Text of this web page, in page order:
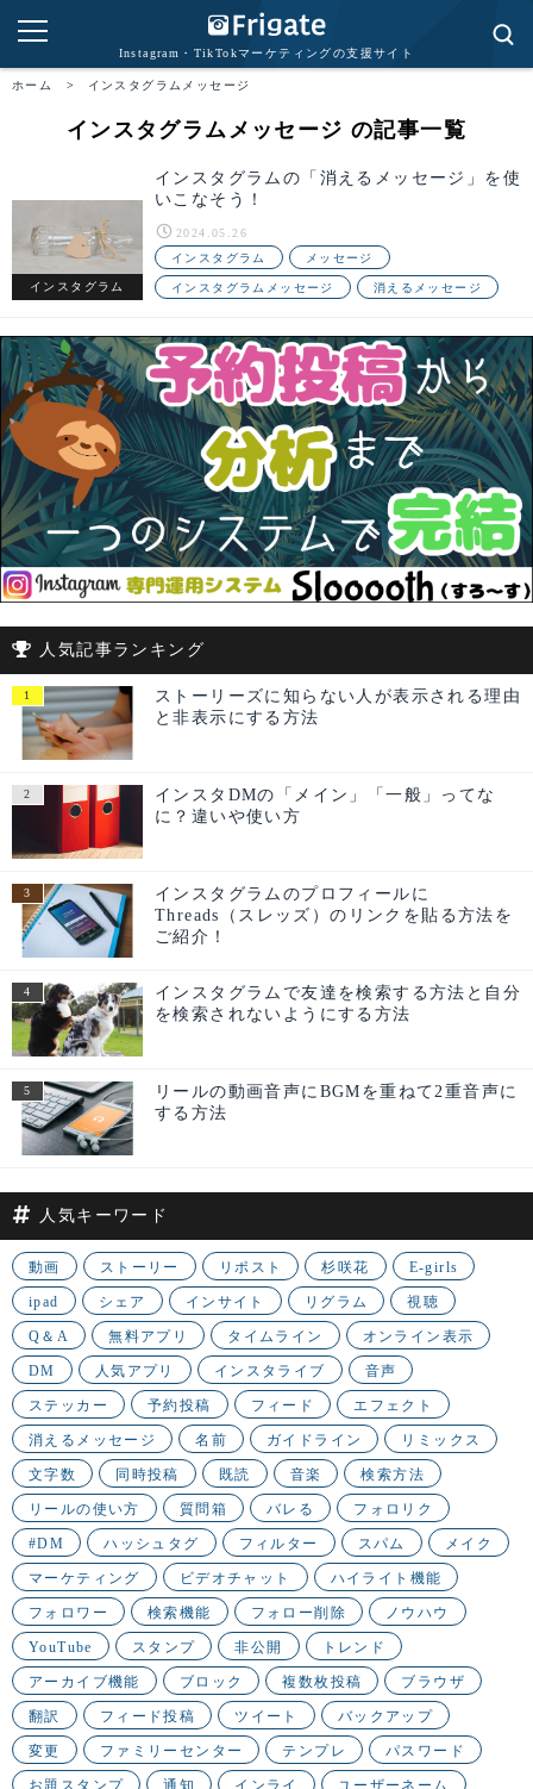
Instagram・TikTokマーケティングの支援サイト
ホーム > インスタグラムメッセージ
インスタグラムメッセージ の記事一覧
インスタグラム
インスタグラムの「消えるメッセージ」を使
いこなそう！
2024.05.26
インスタグラム
メッセージ
インスタグラムメッセージ 消えるメッセージ
人気記事ランキング
ストーリーズに知らない人が表示される理由
と非表示にする方法
インスタDMの「メイン」「一般」ってな
に？違いや使い方
インスタグラムのプロフィールに
Threads（スレッズ）のリンクを貼る方法を
ご紹介！
インスタグラムで友達を検索する方法と自分
を検索されないようにする方法
リールの動画音声にBGMを重ねて2重音声に
する方法
人気キーワード
動画 ストーリー リポスト 杉咲花 E-girls
ipad シェア インサイト リグラム 視聴
Q＆A 無料アプリ タイムライン オンライン表示
DM 人気アプリ インスタライブ 音声
ステッカー 予約投稿 フィード エフェクト
消えるメッセージ 名前 ガイドライン リミックス
文字数 同時投稿 既読 音楽 検索方法
リールの使い方 質問箱 バレる フォロリク
#DM ハッシュタグ フィルター スパム メイク
マーケティング ビデオチャット ハイライト機能
フォロワー 検索機能 フォロー削除 ノウハウ
YouTube スタンプ 非公開 トレンド
アーカイブ機能 ブロック 複数枚投稿 ブラウザ
翻訳 フィード投稿 ツイート バックアップ
変更 ファミリーセンター テンプレ パスワード
お題スタンプ 通知 インライ ユーザーネーム